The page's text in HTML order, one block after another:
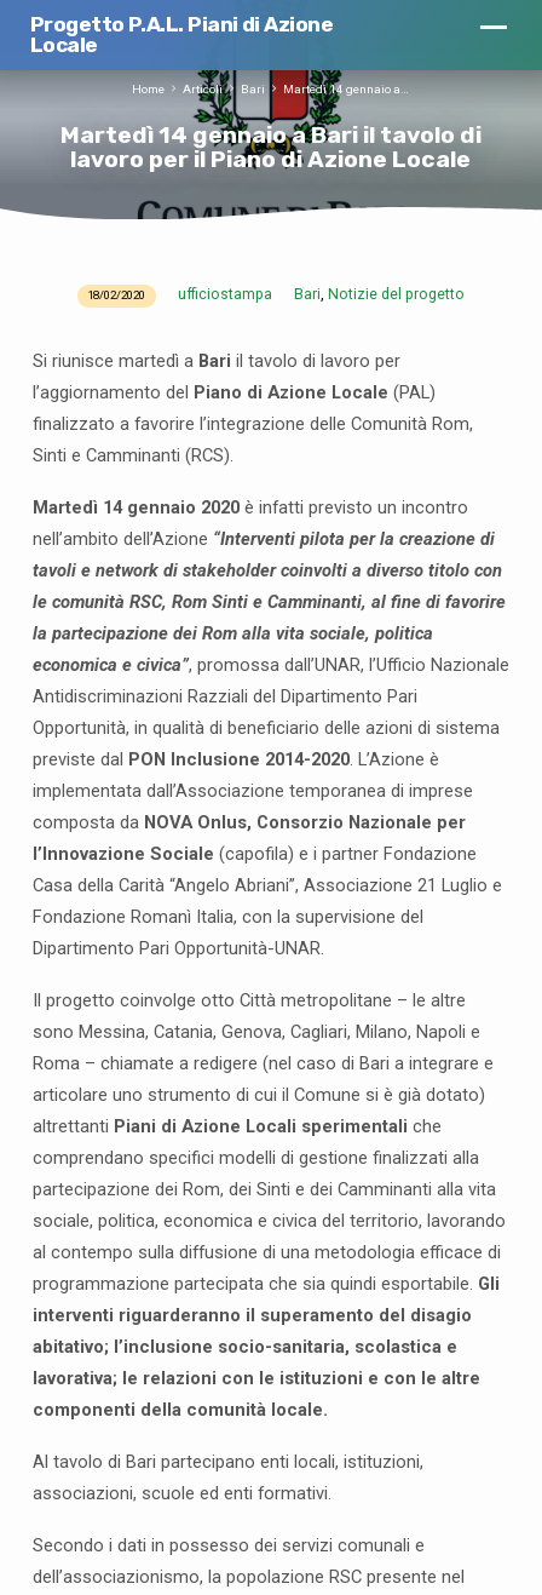
Progetto P.A.L. Piani di Azione
Locale
Martedì 14 gennaio a Bari il tavolo di
lavoro per il Piano di Azione Locale
Home Articoli Bari Martedì 14 gennaio a…
a
r
t
e
d
1
4
g
e
n
n
a
i
o
a
B
a
r
i
i
l
t
a
v
o
l
o
d
i
l
a
v
o
o
p
e
r
i
l
P
i
18/02/2020 ufficiostampa Bari, Notizie del progetto
Si riunisce martedì a Bari il tavolo di lavoro per
l’aggiornamento del
Piano di Azione Locale (PAL)
finalizzato a favorire l’integrazione delle Comunità Rom,
Sinti e Camminanti (RCS).
Martedì 14 gennaio 2020è infatti previsto un incontro
nell’ambito dell’Azione “Interventi pilota per la creazione di
tavoli e network di stakeholder coinvolti a diverso titolo con
le comunità RSC, Rom Sinti e Camminanti, al fine di favorire
la partecipazione dei Rom alla vita sociale, politica
economica e civica”, promossa dall’UNAR, l’Ufficio Nazionale
Antidiscriminazioni Razziali del Dipartimento Pari
Opportunità, in qualità di beneficiario delle azioni di sistema
previste dal PON Inclusione 2014-2020. L’Azione è
implementata dall’Associazione temporanea di imprese
composta da NOVA Onlus, Consorzio Nazionale per
l’Innovazione Sociale (capofila) e i partner Fondazione
Casa della Carità “Angelo Abriani”, Associazione 21 Luglio e
Fondazione Romanì Italia, con la supervisione del
Dipartimento Pari Opportunità-UNAR.
Il progetto coinvolge otto Città metropolitane – le altre
sono Messina, Catania, Genova, Cagliari, Milano, Napoli e
Roma – chiamate a redigere (nel caso di Bari a integrare e
articolare uno strumento di cui il Comune si è già dotato)
altrettanti Piani di Azione Locali sperimentali che
comprendano specifici modelli di gestione finalizzati alla
partecipazione dei Rom, dei Sinti e dei Camminanti alla vita
sociale, politica, economica e civica del territorio, lavorando
al contempo sulla diffusione di una metodologia efficace di
programmazione partecipata che sia quindi esportabile. Gli
interventi riguarderanno il superamento del disagio
abitativo; l’inclusione socio-sanitaria, scolastica e
lavorativa; le relazioni con le istituzioni e con le altre
componenti della comunità locale.
Al tavolo di Bari partecipano enti locali, istituzioni,
associazioni, scuole ed enti formativi.
Secondo i dati in possesso dei servizi comunali e
dell’associazionismo, la popolazione RSC presente nel